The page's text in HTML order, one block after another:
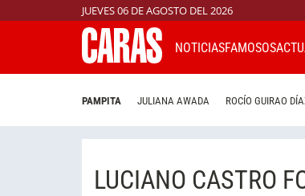
JUEVES 06 DE AGOSTO DEL 2026
NOTICIASFAMOSOS
PAMPITA JULIANA AWADA ROCÍO GUIRAO
LUCIANO CASTRO